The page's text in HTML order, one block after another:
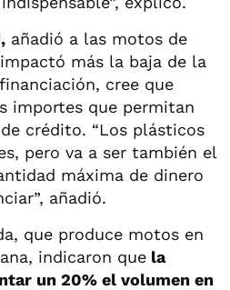
añadió a las motos de
más la baja de la
cree que
importes que permitan
crédito. “Los plásticos
pero va a ser también el
máxima de dinero
añadió.
que produce motos en
indicaron que la
un 20% el volumen en